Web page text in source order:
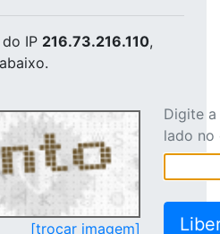
do IP 216.73.216.110,
[trocar imagem]
Digite
lado no